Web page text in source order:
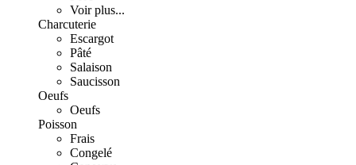
Voir plus...
Charcuterie
Escargot
Pâté
Salaison
Saucisson
Oeufs
Oeufs
Poisson
Frais
Congelé